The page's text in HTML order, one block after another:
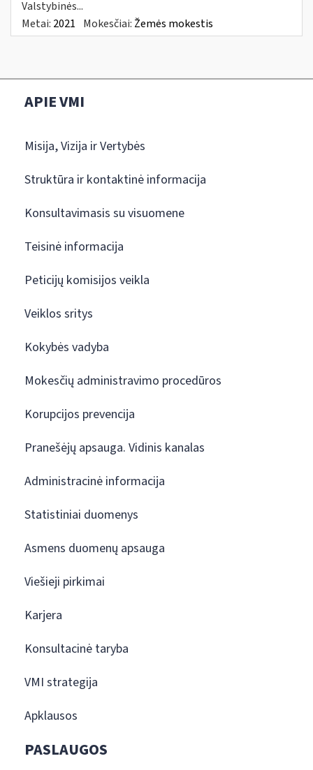
Valstybinės...
Metai: 2021 Mokesčiai: Žemės mokestis
APIE VMI
Misija, Vizija ir Vertybės
Struktūra ir kontaktinė informacija
Konsultavimasis su visuomene
Teisinė informacija
Peticijų komisijos veikla
Veiklos sritys
Kokybės vadyba
Mokesčių administravimo procedūros
Korupcijos prevencija
Pranešėjų apsauga. Vidinis kanalas
Administracinė informacija
Statistiniai duomenys
Asmens duomenų apsauga
Viešieji pirkimai
Karjera
Konsultacinė taryba
VMI strategija
Apklausos
PASLAUGOS